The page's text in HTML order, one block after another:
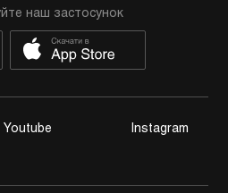
наш застосунок
Youtube Instagram